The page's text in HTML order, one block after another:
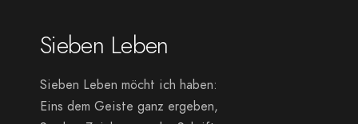
Sieben Leben
Sieben Leben möcht ich haben:
Eins dem Geiste ganz ergeben,